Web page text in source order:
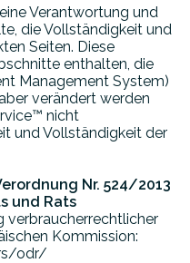
Verantwortung und
die Vollständigkeit und
Seiten. Diese
enthalten, die
Management System)
verändert werden
nicht
und Vollständigkeit der
Nr. 524/2013
und Rats
verbraucherrechtlicher
Kommission:
odr/